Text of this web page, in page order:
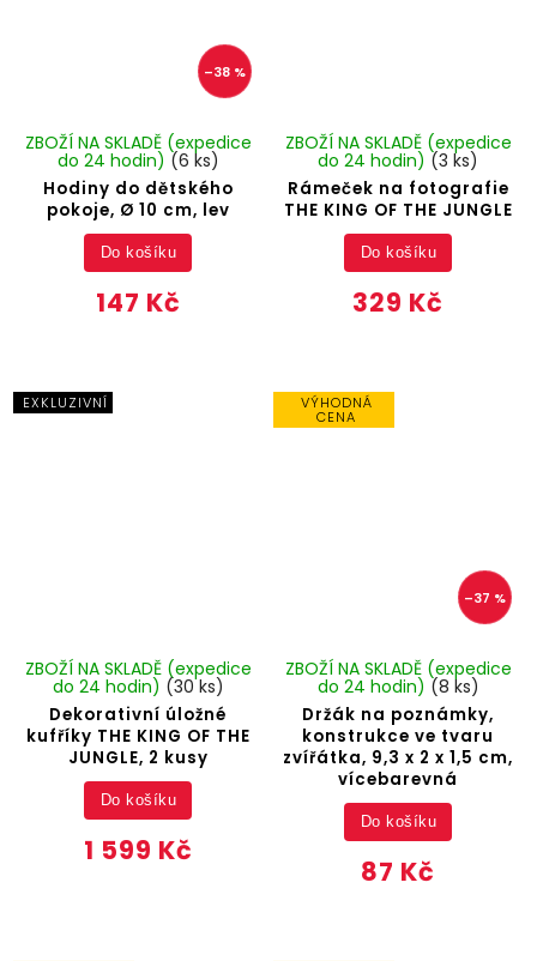
–38 %
Hodiny do dětského
pokoje, Ø 10 cm, lev
ZBOŽÍ NA SKLADĚ (expedice
do 24 hodin) (6 ks)
147 Kč
Do košíku
Rámeček na fotografie
THE KING OF THE JUNGLE
ZBOŽÍ NA SKLADĚ (expedice
do 24 hodin) (3 ks)
329 Kč
Do košíku
EXKLUZIVNÍ
Dekorativní úložné
kufříky THE KING OF THE
JUNGLE, 2 kusy
ZBOŽÍ NA SKLADĚ (expedice
do 24 hodin) (30 ks)
1 599 Kč
Do košíku
VÝHODNÁ
CENA
–37 %
Držák na poznámky,
konstrukce ve tvaru
zvířátka, 9,3 x 2 x 1,5 cm,
vícebarevná
ZBOŽÍ NA SKLADĚ (expedice
do 24 hodin) (8 ks)
87 Kč
Do košíku